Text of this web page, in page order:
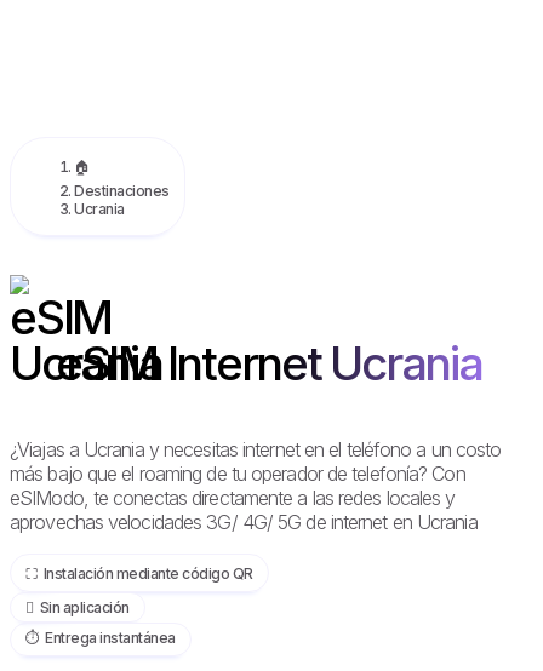
🏠
Destinaciones
Ucrania
eSIM Internet Ucrania
¿Viajas a Ucrania y necesitas internet en el teléfono a un costo
más bajo que el roaming de tu operador de telefonía? Con
eSIModo, te conectas directamente a las redes locales y
aprovechas velocidades 3G/ 4G/ 5G de internet en Ucrania
⛶️️ Instalación mediante código QR
️ Sin aplicación
⏱️️ Entrega instantánea